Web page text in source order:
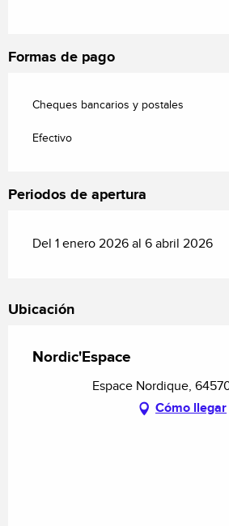
Formas de pago
Cheques bancarios y postales
Efectivo
Periodos de apertura
Del 1 enero 2026 al 6 abril 2026
Ubicación
Nordic'Espace
Espace Nordique,
Cómo llegar